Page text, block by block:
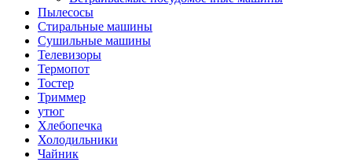
Пылесосы
Стиральные машины
Сушильные машины
Телевизоры
Термопот
Тостер
Триммер
утюг
Хлебопечка
Холодильники
Чайник